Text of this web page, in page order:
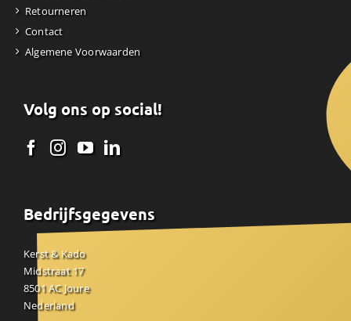
Retourneren
Contact
Algemene Voorwaarden
Volg ons op social!
Bedrijfsgegevens
Kerst & Kado
Midstraat 17
8501 AC Joure
Nederland